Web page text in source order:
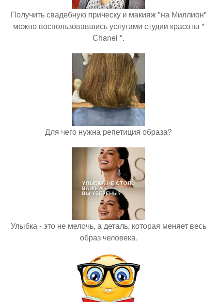
Получить свадебную прическу и макияж "на Миллион"
можно воспользовавшись услугами студии красоты "
Сhanel ".
Для чего нужна репетиция образа?
Улыбка - это не мелочь, а деталь, которая меняет весь
образ человека.